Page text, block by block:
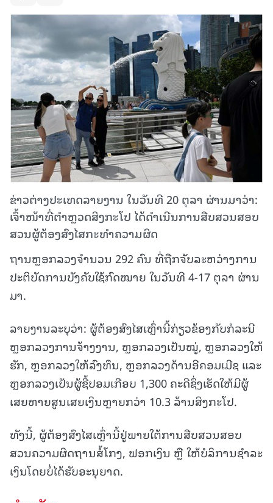
ຂ່າວຕ່າງປະເທດລາຍງານ ໃນວັນທີ 20 ຕຸລາ ຜ່ານມາວ່າ:
ເຈົ້າໜ້າທີ່ຕຳຫຼວດສິງກະໂປ ໄດ້ດຳເນີນການສືບສວນສອບ
ສວນຜູ້ຕ້ອງສົງໄສກະທໍາຄວາມຜິດ
ຖານຫຼອກລວງຈໍານວນ 292 ຄົນ ທີ່ຖືກຈັບລະຫວ່າງການ
ປະຕິບັດການບັງຄັບໃຊ້ກົດໝາຍ ໃນວັນທີ 4-17 ຕຸລາ ຜ່ານ
ມາ.
ລາຍງານລະບຸວ່າ: ຜູ້ຕ້ອງສົງໄສເຫຼົ່ານີ້ກ່ຽວຂ້ອງກັບກໍລະນີ
ຫຼອກລວງການຈ້າງງານ, ຫຼອກລວງເປັນໝູ່, ຫຼອກລວງໃຫ້
ຮັກ, ຫຼອກລວງໃຫ້ລົງທຶນ, ຫຼອກລວງດ້ານອີຄອມເມີຊ ແລະ
ຫຼອກລວງເປັນຜູ້ຊື້ປອມເກືອບ 1,300 ຄະດີຊຶ່ງເຮັດໃຫ້ມີຜູ້
ເສຍຫາຍສູນເສຍເງິນຫຼາຍກວ່າ 10.3 ລ້ານສິງກະໂປ.
ທັງນີ້, ຜູ້ຕ້ອງສົງໄສເຫຼົ່ານີ້ຢູ່ພາຍໃຕ້ການສືບສວນສອບ
ສວນຄວາມຜິດຖານສໍ້ໂກງ, ຟອກເງິນ ຫຼື ໃຫ້ບໍລິການຊຳລະ
ເງິນໂດຍບໍ່ໄດ້ຮັບອະນຸຍາດ.